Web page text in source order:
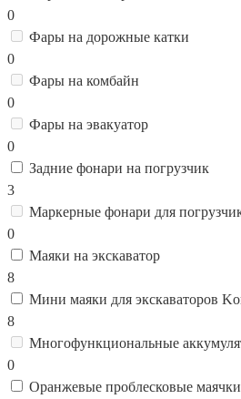
0
Фары на дорожные катки
0
Фары на комбайн
0
Фары на эвакуатор
0
Задние фонари на погрузчик
3
Маркерные фонари для
0
Маяки на экскаватор
8
Мини маяки для экскаваторов
8
Многофункциональные
0
Оранжевые проблесковые маячки